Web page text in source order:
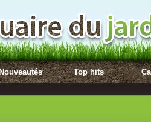
Top hits